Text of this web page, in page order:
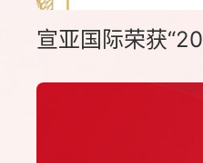
宣亚国际荣获